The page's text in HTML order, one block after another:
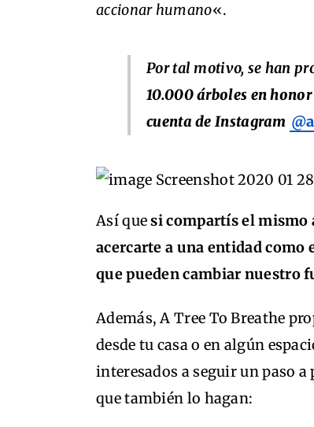
accionar humano«.
Por tal motivo, se han
10.000 árboles en
cuenta de Instagram
Así quesi compartís el mismo
acercarte a una entidad como
que pueden cambiar nuestro
Además, A Tree To Breathe
desde tu casa o en algún
interesados a seguir un paso
que también lo hagan: